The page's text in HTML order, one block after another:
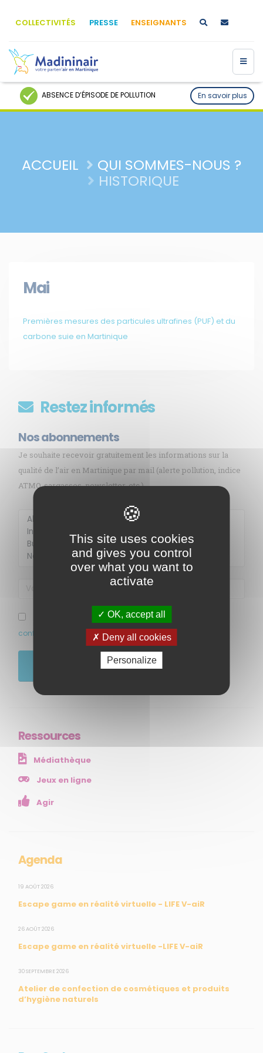
COLLECTIVITÉS PRESSE ENSEIGNANTS
ABSENCE D’ÉPISODE DE POLLUTION En savoir plus
ACCUEIL
QUI SOMMES-NOUS ?
HISTORIQUE
Mai
Premières mesures des particules ultrafines (PUF) et du
carbone suie en Martinique
Restez informés
Nos abonnements
Je souhaite recevoir gratuitement les informations sur la
qualité de l’air en Martinique par mail (alerte pollution, indice
ATMO, sargasses, newsletter, etc.)
J’ai pris connaissance et accepte la politique de
confidentialité de ce site
Ressources
Médiathèque
Jeux en ligne
Agir
Agenda
19 AOÛT 2026
Escape game en réalité virtuelle - LIFE V-aiR
26 AOÛT 2026
Escape game en réalité virtuelle -LIFE V-aiR
30 SEPTEMBRE 2026
Atelier de confection de cosmétiques et produits
d’hygiène naturels
Membre de
MENU
NOS SERVICES
Presse
Collectivités
Mesures réglementaires
SUIVEZ-NOUS
CONTACT
Mail : info@madininair.fr
This site uses cookies
and gives you control
over what you want to
activate
OK, accept all
Deny all cookies
Personalize